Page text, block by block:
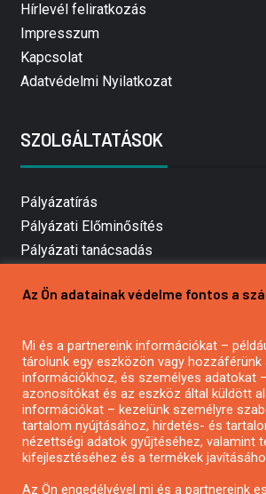
Hírlevél feliratkozás
Impresszum
Kapcsolat
Adatvédelmi Nyilatkozat
SZOLGÁLTATÁSOK
Pályázatírás
Pályázati Előminősítés
Pályázati tanácsadás
Mezőgazdasági pályázatírás
Pályázatírás civil szervezeteknek
Pályázatírás önkormányzatoknak
Pályázatfigyelés
Specifikus pályázatfigyelés vagy
Az Ön adatainak védelme fontos a
Mi és a partnereink információkat –
tárolunk egy eszközön vagy
információkhoz, és személyes adatokat
azonosítókat és az eszköz által küldött
információkat – kezelünk személyre
tartalom nyújtásához, hirdetés- és
nézettségi adatok gyűjtéséhez, valamint
kifejlesztéséhez és a termékek
Az Ön engedélyével mi és a partnereink